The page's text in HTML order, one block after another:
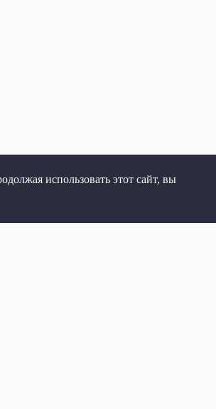
использовать этот сайт, вы